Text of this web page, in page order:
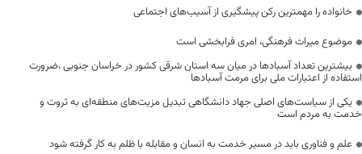
خانواده را مهمترین رکن پیشگیری از آسیب‌های اجتماعی
موضوع میراث فرهنگی، امری فرابخشی است
بیشترین تعداد آسبادها در میان سه استان شرقی کشور در خراسان جنوبی ،ضرورت
استفاده از اعتبارات ملی برای مرمت آسبادها
یکی از سیاست‌های اصلی جهاد دانشگاهی تبدیل مزیت‌های منطقه‌ای به ثروت و
خدمت به مردم است
علم و فناوری باید در مسیر خدمت به انسان و مقابله با ظلم به کار گرفته شود